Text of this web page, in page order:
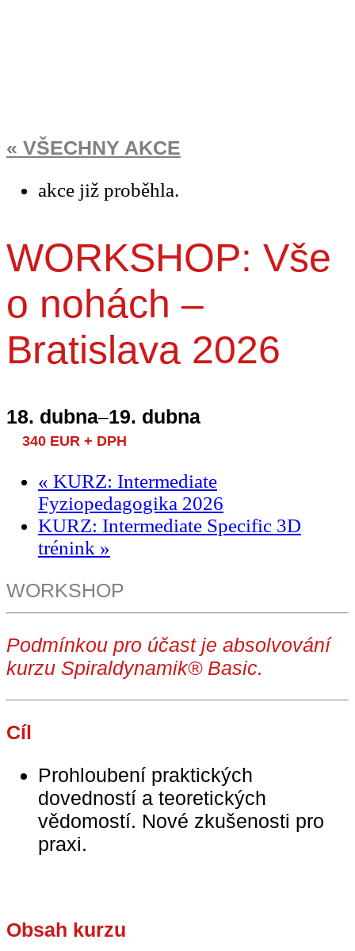
« VŠECHNY AKCE
akce již proběhla.
WORKSHOP: Vše
o nohách –
Bratislava 2026
18. dubna–19. dubna
340 EUR + DPH
« KURZ: Intermediate
Fyziopedagogika 2026
KURZ: Intermediate Specific 3D
trénink »
WORKSHOP
Podmínkou pro účast je absolvování
kurzu Spiraldynamik® Basic.
Cíl
Prohloubení praktických
dovedností a teoretických
vědomostí. Nové zkušenosti pro
praxi.
Obsah kurzu